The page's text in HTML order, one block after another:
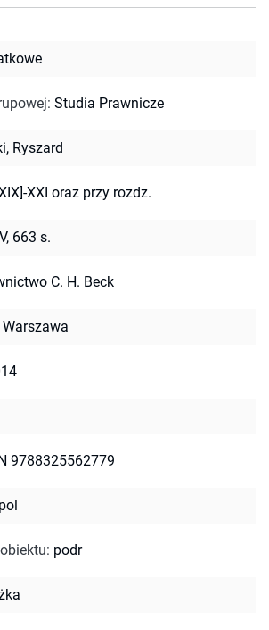
: Studia Prawnicze
Ryszard
XXI oraz przy rozdz.
663 s.
C. H. Beck
Warszawa
9788325562779
pol
: podr